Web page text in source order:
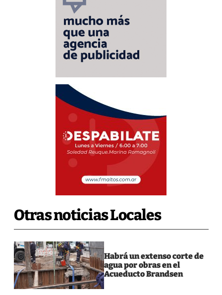
Otras noticias Locales
Habrá un extenso corte de
agua por obras en el
Acueducto Brandsen